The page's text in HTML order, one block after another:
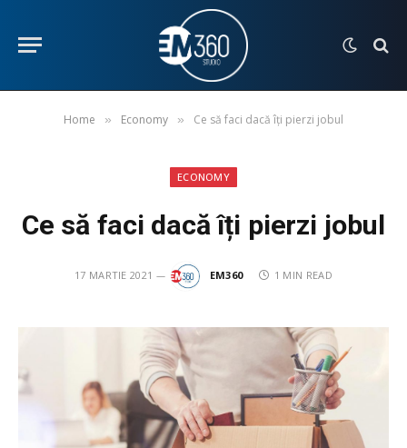
Home » Economy » Ce să faci dacă îți pierzi jobul
ECONOMY
Ce să faci dacă îți pierzi jobul
17 MARTIE 2021 EM360 1 MIN READ